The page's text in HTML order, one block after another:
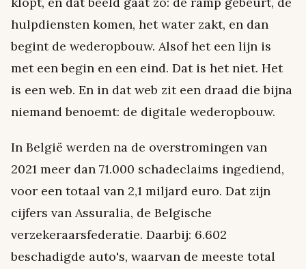
hulpdiensten komen, het water zakt, en dan
begint de wederopbouw. Alsof het een lijn is
met een begin en een eind. Dat is het niet. Het
is een web. En in dat web zit een draad die bijna
niemand benoemt: de digitale wederopbouw.
In België werden na de overstromingen van
2021 meer dan 71.000 schadeclaims ingediend,
voor een totaal van 2,1 miljard euro. Dat zijn
cijfers van Assuralia, de Belgische
verzekeraarsfederatie. Daarbij: 6.602
beschadigde auto's, waarvan de meeste total